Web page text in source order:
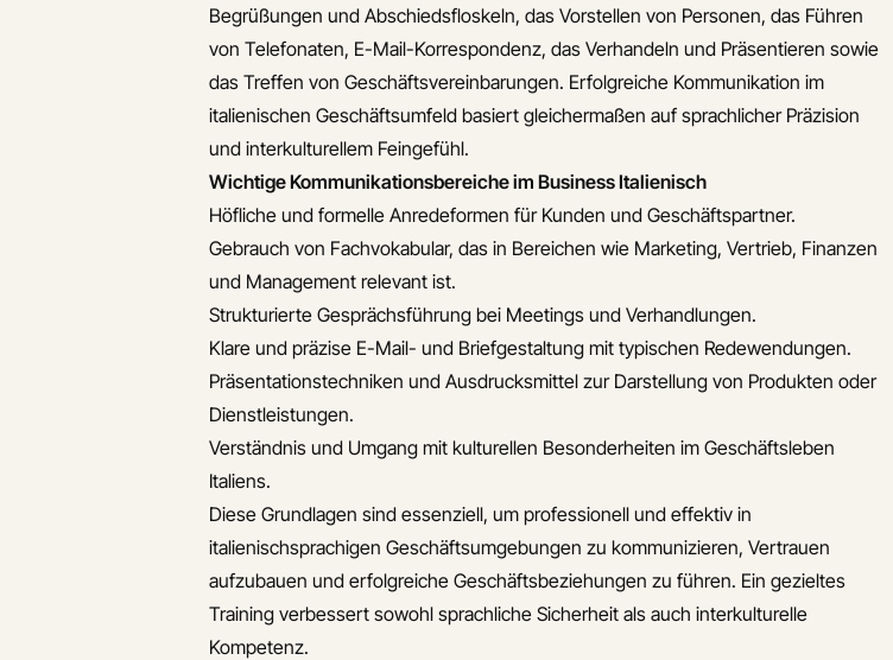
Begrüßungen und Abschiedsfloskeln, das Vorstellen von Personen, das Führen
von Telefonaten, E-Mail-Korrespondenz, das Verhandeln und Präsentieren sowie
das Treffen von Geschäftsvereinbarungen. Erfolgreiche Kommunikation im
italienischen Geschäftsumfeld basiert gleichermaßen auf sprachlicher Präzision
und interkulturellem Feingefühl.
Wichtige Kommunikationsbereiche im Business Italienisch
Höfliche und formelle Anredeformen für Kunden und Geschäftspartner.
Gebrauch von Fachvokabular, das in Bereichen wie Marketing, Vertrieb, Finanzen
und Management relevant ist.
Strukturierte Gesprächsführung bei Meetings und Verhandlungen.
Klare und präzise E-Mail- und Briefgestaltung mit typischen Redewendungen.
Präsentationstechniken und Ausdrucksmittel zur Darstellung von Produkten oder
Dienstleistungen.
Verständnis und Umgang mit kulturellen Besonderheiten im Geschäftsleben
Italiens.
Diese Grundlagen sind essenziell, um professionell und effektiv in
italienischsprachigen Geschäftsumgebungen zu kommunizieren, Vertrauen
aufzubauen und erfolgreiche Geschäftsbeziehungen zu führen. Ein gezieltes
Training verbessert sowohl sprachliche Sicherheit als auch interkulturelle
Kompetenz.